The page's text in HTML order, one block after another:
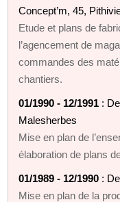
Concept’m, 45,
Etude et plans de
l’agencement de
commandes des
chantiers.
01/1990 - 12/1991 :
Malesherbes
Mise en plan de
élaboration de plans
01/1989 - 12/1990 :
Mise en plan de la